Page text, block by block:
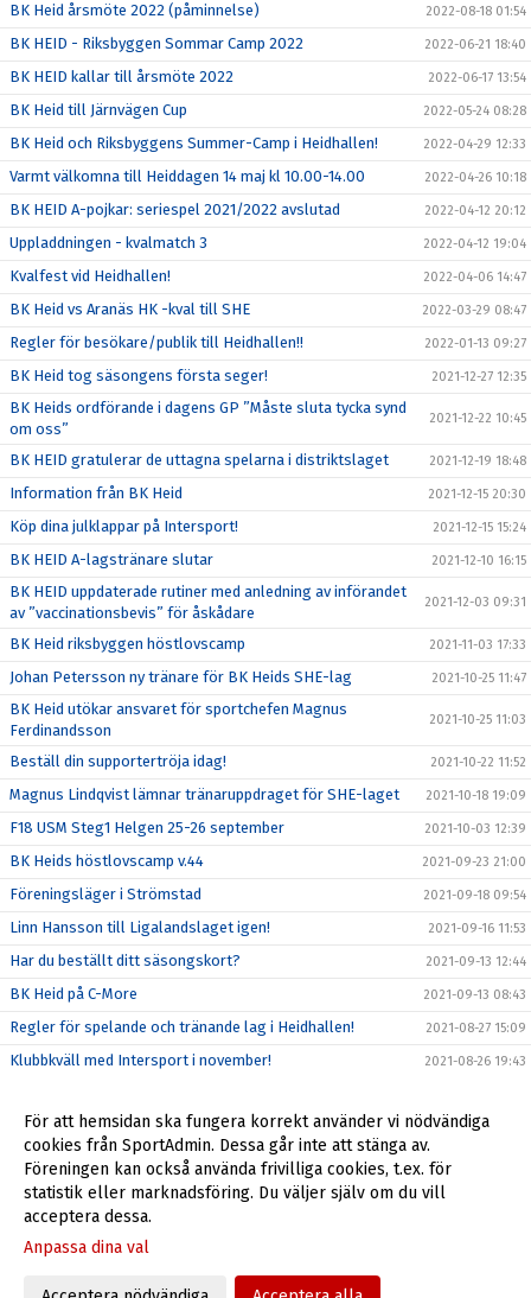
BK Heid årsmöte 2022 (påminnelse) 2022-08-18 01:54
BK HEID - Riksbyggen Sommar Camp 2022 2022-06-21 18:40
BK HEID kallar till årsmöte 2022 2022-06-17 13:54
BK Heid till Järnvägen Cup 2022-05-24 08:28
BK Heid och Riksbyggens Summer-Camp i Heidhallen! 2022-04-29 12:33
Varmt välkomna till Heiddagen 14 maj kl 10.00-14.00 2022-04-26 10:18
BK HEID A-pojkar: seriespel 2021/2022 avslutad 2022-04-12 20:12
Uppladdningen - kvalmatch 3 2022-04-12 19:04
Kvalfest vid Heidhallen! 2022-04-06 14:47
BK Heid vs Aranäs HK -kval till SHE 2022-03-29 08:47
Regler för besökare/publik till Heidhallen!! 2022-01-13 09:27
BK Heid tog säsongens första seger! 2021-12-27 12:35
BK Heids ordförande i dagens GP ”Måste sluta tycka synd
om oss”
2021-12-22 10:45
BK HEID gratulerar de uttagna spelarna i distriktslaget 2021-12-19 18:48
Information från BK Heid 2021-12-15 20:30
Köp dina julklappar på Intersport! 2021-12-15 15:24
BK HEID A-lagstränare slutar 2021-12-10 16:15
BK HEID uppdaterade rutiner med anledning av införandet
av ”vaccinationsbevis” för åskådare
2021-12-03 09:31
BK Heid riksbyggen höstlovscamp 2021-11-03 17:33
Johan Petersson ny tränare för BK Heids SHE-lag 2021-10-25 11:47
BK Heid utökar ansvaret för sportchefen Magnus
Ferdinandsson
2021-10-25 11:03
Beställ din supportertröja idag! 2021-10-22 11:52
Magnus Lindqvist lämnar tränaruppdraget för SHE-laget 2021-10-18 19:09
F18 USM Steg1 Helgen 25-26 september 2021-10-03 12:39
BK Heids höstlovscamp v.44 2021-09-23 21:00
Föreningsläger i Strömstad 2021-09-18 09:54
Linn Hansson till Ligalandslaget igen! 2021-09-16 11:53
Har du beställt ditt säsongskort? 2021-09-13 12:44
BK Heid på C-More 2021-09-13 08:43
Regler för spelande och tränande lag i Heidhallen! 2021-08-27 15:09
Klubbkväll med Intersport i november! 2021-08-26 19:43
Hanna Wedenby spelar EM i sommar! 2021-06-16 16:53
BK Heid hälsar sin nya sportchef Magnus Ferdinandsson
välkommen!
2021-06-08 08:21
Gå till Webbversion
För att hemsidan ska fungera korrekt använder vi nödvändiga
cookies från SportAdmin. Dessa går inte att stänga av.
Föreningen kan också använda frivilliga cookies, t.ex. för
statistik eller marknadsföring. Du väljer själv om du vill
acceptera dessa.
Anpassa dina val